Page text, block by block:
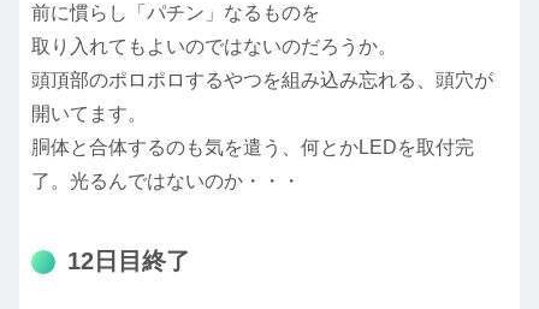
前に慣らし「パチン」なるものを
取り入れてもよいのではないのだろうか。
頭頂部のポロポロするやつを組み込み忘れる、頭穴が
開いてます。
胴体と合体するのも気を遣う、何とかLEDを取付完
了。光るんではないのか・・・
12日目終了